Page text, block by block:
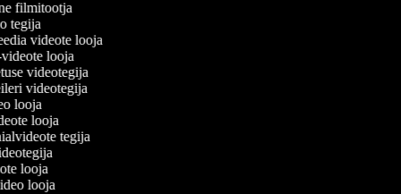
filmitootja
tegija
videote looja
videote looja
videotegija
videotegija
looja
looja
tegija
looja
looja